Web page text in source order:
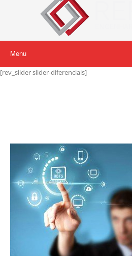
Menu
[rev_slider slider-diferenciais]